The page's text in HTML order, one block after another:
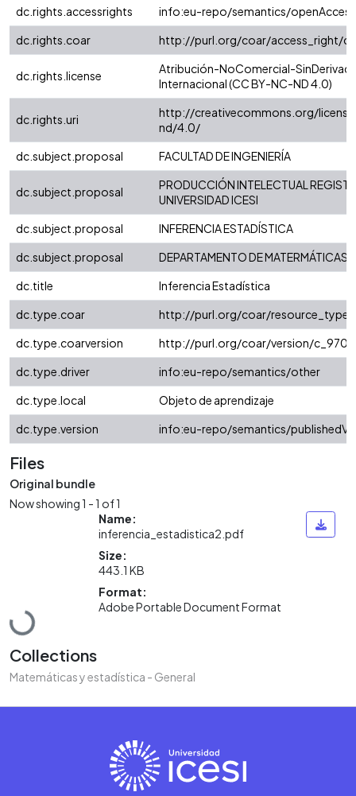
dc.rights.accessrights
info:eu-repo/semantics/openAccess
dc.rights.coar
http://purl.org/coar/access_right/
dc.rights.license
Atribución-NoComercial-
Internacional (CC BY-NC-ND 4.0)
dc.rights.uri
http://creativecommons.org/
nd/4.0/
dc.subject.proposal
FACULTAD DE INGENIERÍA
dc.subject.proposal
PRODUCCIÓN INTELECTUAL
UNIVERSIDAD ICESI
dc.subject.proposal
INFERENCIA ESTADÍSTICA
dc.subject.proposal
DEPARTAMENTO DE MATERMÁTICAS
dc.title
Inferencia Estadística
dc.type.coar
http://purl.org/coar/resource_type/
dc.type.coarversion
http://purl.org/coar/version/
dc.type.driver
info:eu-repo/semantics/other
dc.type.local
Objeto de aprendizaje
dc.type.version
info:eu-repo/semantics/
Files
Original bundle
Now showing1 - 1 of 1
Loading...
Name:
inferencia_estadistica2.pdf
Size:
443.1 KB
Format:
Adobe Portable Document Format
Collections
Matemáticas y estadística - General